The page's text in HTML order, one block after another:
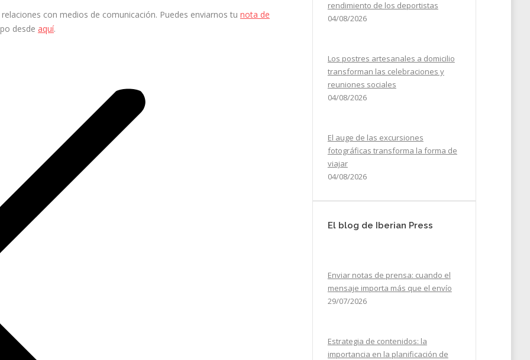
con medios de comunicación. Puedes enviarnos tu nota de
desde aquí.
rendimiento de los deportistas
04/08/2026
Los postres artesanales a domicilio
transforman las celebraciones y
reuniones sociales
04/08/2026
El auge de las excursiones
fotográficas transforma la forma de
viajar
04/08/2026
El blog de Iberian Press
Enviar notas de prensa: cuando el
mensaje importa más que el envío
29/07/2026
Estrategia de contenidos: la
importancia en la planificación de